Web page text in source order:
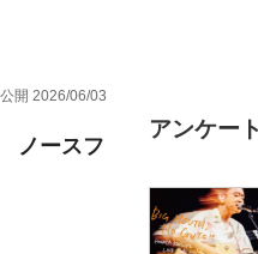
公開 2026/06/03
ノースフ
アンケート